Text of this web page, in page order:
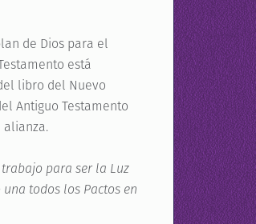
de Dios para el
está
libro del Nuevo
Antiguo Testamento
alianza.
para ser la Luz
todos los Pactos en